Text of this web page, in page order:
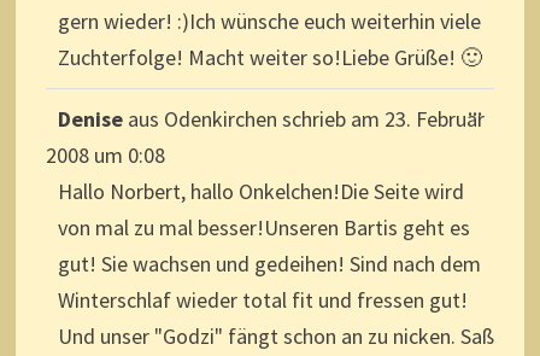
gern wieder! :)Ich wünsche euch weiterhin viele
Zuchterfolge! Macht weiter so!Liebe Grüße! 🙂
Denise aus Odenkirchen schrieb am 23. Februar
2008 um 0:08
Hallo Norbert, hallo Onkelchen!Die Seite wird
von mal zu mal besser!Unseren Bartis geht es
gut! Sie wachsen und gedeihen! Sind nach dem
Winterschlaf wieder total fit und fressen gut!
Und unser "Godzi" fängt schon an zu nicken. Saß
...